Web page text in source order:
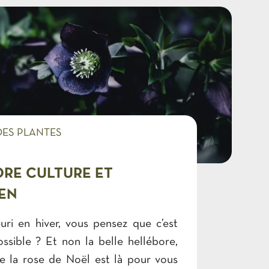
besoins spécifiques de chaque
dans votre jardin. Certaines
plus d'eau que d'autres, et
mieux tolérer les périodes de
d'autres. Pour cette raison, il est
savoir arroser votre jardin de
et durable. Renseignez-vous sur
que vous avez et ajustez votre
CULTURE ET
PLANTES
en hiver, vous pensez que c’est
? Et non la belle hellébore,
la rose de Noël est là pour vous